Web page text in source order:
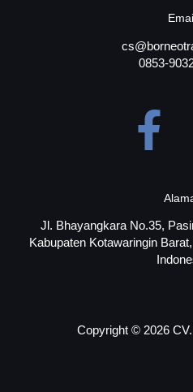
Email
0853-
Jl. Bhayangkara No.35,
Kabupaten Kotawaringin
Copyright © 2026